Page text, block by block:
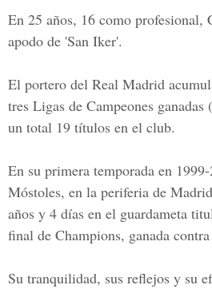
En 25 años, 16 como profesional,
apodo de 'San Iker'.
El portero del Real Madrid
tres Ligas de Campeones
un total 19 títulos en el club.
En su primera temporada en
Móstoles, en la periferia de
años y 4 días en el guardameta
final de Champions, ganada
Su tranquilidad, sus reflejos y su